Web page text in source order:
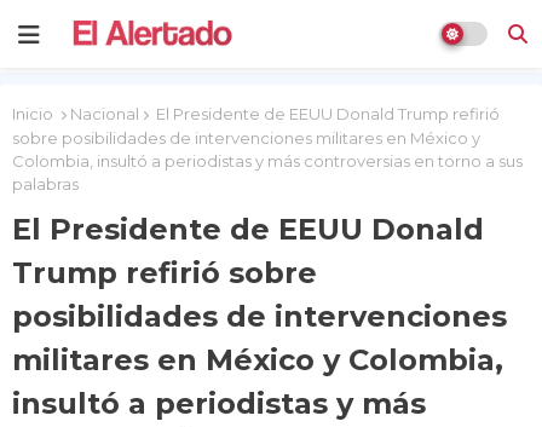
Inicio Nacional
El Presidente de EEUU Donald Trump refirió
sobre posibilidades de intervenciones militares en México y
Colombia, insultó a periodistas y más controversias en torno a sus
palabras
El Presidente de EEUU Donald
Trump refirió sobre
posibilidades de intervenciones
militares en México y Colombia,
insultó a periodistas y más